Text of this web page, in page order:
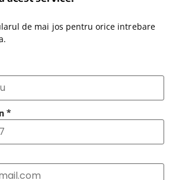
de mai jos pentru orice intrebare
*